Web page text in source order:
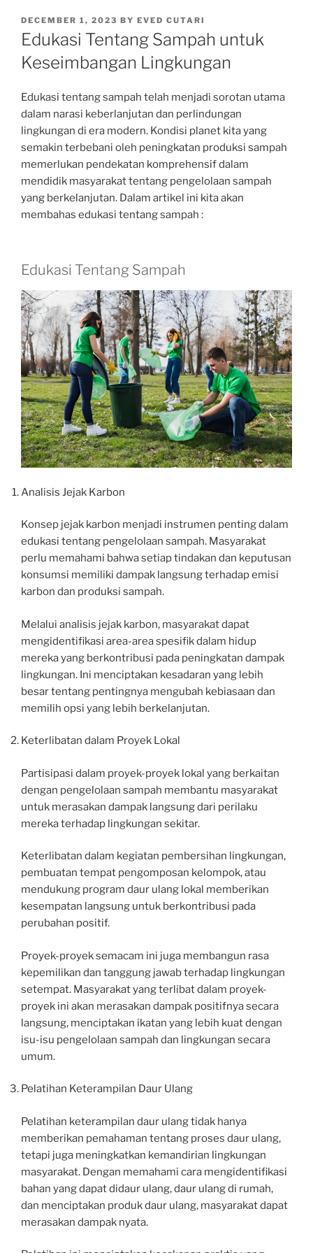
POSTED
ON
DECEMBER 1, 2023 BY EVED CUTARI
Edukasi Tentang Sampah untuk
Keseimbangan Lingkungan
Edukasi tentang sampah telah menjadi sorotan utama
dalam narasi keberlanjutan dan perlindungan
lingkungan di era modern. Kondisi planet kita yang
semakin terbebani oleh peningkatan produksi sampah
memerlukan pendekatan komprehensif dalam
mendidik masyarakat tentang pengelolaan sampah
yang berkelanjutan. Dalam artikel ini kita akan
membahas edukasi tentang sampah :
Edukasi Tentang Sampah
Analisis Jejak Karbon
Konsep jejak karbon menjadi instrumen penting dalam
edukasi tentang pengelolaan sampah. Masyarakat
perlu memahami bahwa setiap tindakan dan keputusan
konsumsi memiliki dampak langsung terhadap emisi
karbon dan produksi sampah.
Melalui analisis jejak karbon, masyarakat dapat
mengidentifikasi area-area spesifik dalam hidup
mereka yang berkontribusi pada peningkatan dampak
lingkungan. Ini menciptakan kesadaran yang lebih
besar tentang pentingnya mengubah kebiasaan dan
memilih opsi yang lebih berkelanjutan.
Keterlibatan dalam Proyek Lokal
Partisipasi dalam proyek-proyek lokal yang berkaitan
dengan pengelolaan sampah membantu masyarakat
untuk merasakan dampak langsung dari perilaku
mereka terhadap lingkungan sekitar.
Keterlibatan dalam kegiatan pembersihan lingkungan,
pembuatan tempat pengomposan kelompok, atau
mendukung program daur ulang lokal memberikan
kesempatan langsung untuk berkontribusi pada
perubahan positif.
Proyek-proyek semacam ini juga membangun rasa
kepemilikan dan tanggung jawab terhadap lingkungan
setempat. Masyarakat yang terlibat dalam proyek-
proyek ini akan merasakan dampak positifnya secara
langsung, menciptakan ikatan yang lebih kuat dengan
isu-isu pengelolaan sampah dan lingkungan secara
umum.
Pelatihan Keterampilan Daur Ulang
Pelatihan keterampilan daur ulang tidak hanya
memberikan pemahaman tentang proses daur ulang,
tetapi juga meningkatkan kemandirian lingkungan
masyarakat. Dengan memahami cara mengidentifikasi
bahan yang dapat didaur ulang, daur ulang di rumah,
dan menciptakan produk daur ulang, masyarakat dapat
merasakan dampak nyata.